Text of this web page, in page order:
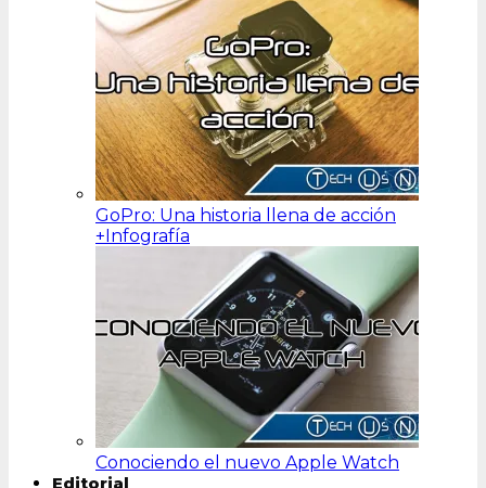
GoPro: Una historia llena de acción
+Infografía
Conociendo el nuevo Apple Watch
Editorial